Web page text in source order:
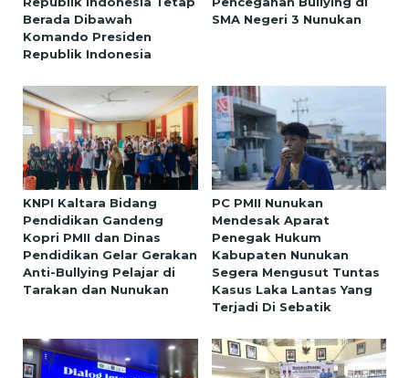
Berada Dibawah
Komando Presiden
Republik Indonesia
SMA Negeri 3 Nunukan
KNPI Kaltara Bidang
Pendidikan Gandeng
Kopri PMII dan Dinas
Pendidikan Gelar Gerakan
Anti-Bullying Pelajar di
Tarakan dan Nunukan
PC PMII Nunukan
Mendesak Aparat
Penegak Hukum
Kabupaten Nunukan
Segera Mengusut Tuntas
Kasus Laka Lantas Yang
Terjadi Di Sebatik